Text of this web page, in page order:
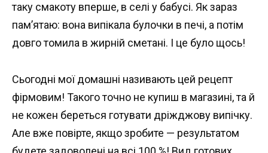
таку смакоту вперше, в селі у бабусі. Як зараз
пам’ятаю: вона випікала булочки в печі, а потім
довго томила в жирній сметані. І це було щось!
Сьогодні мої домашні називають цей рецепт
фірмовим! Такого точно не купиш в магазині, та й
не кожен береться готувати дріжджову випічку.
Але вже повірте, якщо зробите — результатом